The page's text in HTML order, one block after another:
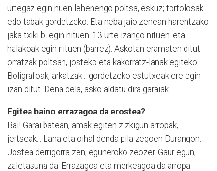
urtegaz egin nuen lehenengo poltsa, eskuz; tortolosak
edo tabak gordetzeko. Eta neba jaio zenean harentzako
jaka txiki bi egin nituen. 13 urte izango nituen, eta
halakoak egin nituen (barrez). Askotan eramaten ditut
orratzak poltsan, josteko eta kakorratz-lanak egiteko.
Boligrafoak, arkatzak... gordetzeko estutxeak ere egin
izan ditut. Dena dela, asko aldatu dira garaiak.
Egitea baino errazagoa da erostea?
Bai! Garai batean, amak egiten zizkigun arropak,
jertseak... Lana eta oihal denda pila zegoen Durangon.
Jostea derrigorra zen, eguneroko zeozer. Gaur egun,
zaletasuna da. Errazagoa eta merkeagoa da arropa